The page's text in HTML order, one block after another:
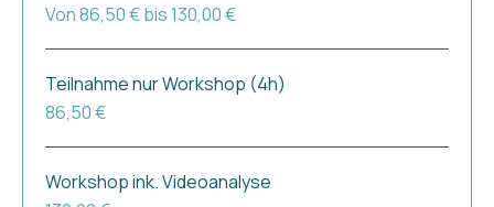
Von 86,50 € bis 130,00 €
Teilnahme nur Workshop (4h)
86,50 €
Workshop ink. Videoanalyse